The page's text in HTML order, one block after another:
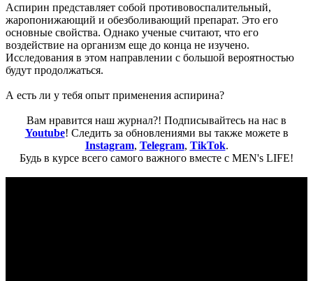
Аспирин представляет собой противовоспалительный,
жаропонижающий и обезболивающий препарат. Это его
основные свойства. Однако ученые считают, что его
воздействие на организм еще до конца не изучено.
Исследования в этом направлении с большой вероятностью
будут продолжаться.
А есть ли у тебя опыт применения аспирина?
Вам нравится наш журнал?! Подписывайтесь на нас в
Youtube! Следить за обновлениями вы также можете в
Instagram, Telegram, TikTok.
Будь в курсе всего самого важного вместе с MEN's LIFE!